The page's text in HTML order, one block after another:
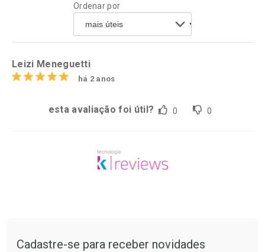
Comprar sem Desconto
Por R$ 74,99/cada
Comprar sem Desconto
Comprar sem Desconto
Por R$ 17,59/cada
Ordenar por
Leizi Meneguetti
há 2 anos
esta avaliação foi útil? 0 0
Cadastre-se para receber novidades